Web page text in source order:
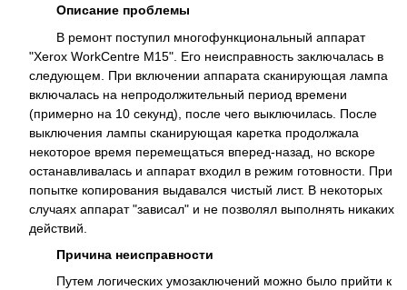
Описание проблемы
В ремонт поступил многофункциональный аппарат
"Xerox WorkCentre M15". Его неисправность заключалась в
следующем. При включении аппарата сканирующая лампа
включалась на непродолжительный период времени
(примерно на 10 секунд), после чего выключилась. После
выключения лампы сканирующая каретка продолжала
некоторое время перемещаться вперед-назад, но вскоре
останавливалась и аппарат входил в режим готовности. При
попытке копирования выдавался чистый лист. В некоторых
случаях аппарат "зависал" и не позволял выполнять никаких
действий.
Причина неисправности
Путем логических умозаключений можно было прийти к